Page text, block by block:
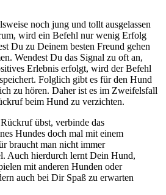
noch jung und tollt ausgelassen
wird ein Befehl nur wenig Erfolg
Du zu Deinem besten Freund gehen
Wendest Du das Signal zu oft an,
Erlebnis erfolgt, wird der Befehl
Folglich gibt es für den Hund
zu hören. Daher ist es im Zweifelsfall
beim Hund zu verzichten.
übst, verbinde das
Hundes doch mal mit einem
braucht man nicht immer
Auch hierdurch lernt Dein Hund,
mit anderen Hunden oder
auch bei Dir Spaß zu erwarten